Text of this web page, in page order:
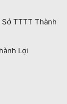
TTTT Thành
Lợi